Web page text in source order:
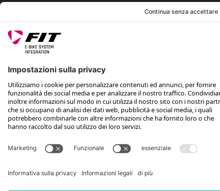
SEGUICI SU
*Prezzo al dettaglio consigliato IVA inclusa più spese di spedizione e TSA